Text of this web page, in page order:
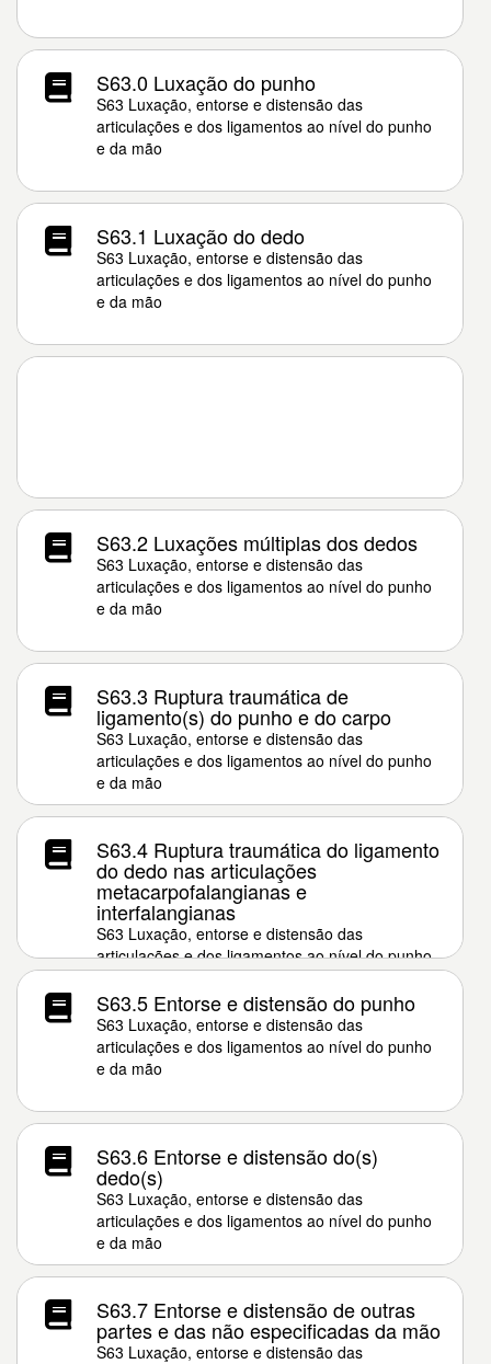
S63.0 Luxação do punho
S63 Luxação, entorse e distensão das
articulações e dos ligamentos ao nível do punho
e da mão
S63.1 Luxação do dedo
S63 Luxação, entorse e distensão das
articulações e dos ligamentos ao nível do punho
e da mão
S63.2 Luxações múltiplas dos dedos
S63 Luxação, entorse e distensão das
articulações e dos ligamentos ao nível do punho
e da mão
S63.3 Ruptura traumática de
ligamento(s) do punho e do carpo
S63 Luxação, entorse e distensão das
articulações e dos ligamentos ao nível do punho
e da mão
S63.4 Ruptura traumática do ligamento
do dedo nas articulações
metacarpofalangianas e
interfalangianas
S63 Luxação, entorse e distensão das
articulações e dos ligamentos ao nível do punho
e da mão
S63.5 Entorse e distensão do punho
S63 Luxação, entorse e distensão das
articulações e dos ligamentos ao nível do punho
e da mão
S63.6 Entorse e distensão do(s)
dedo(s)
S63 Luxação, entorse e distensão das
articulações e dos ligamentos ao nível do punho
e da mão
S63.7 Entorse e distensão de outras
partes e das não especificadas da mão
S63 Luxação, entorse e distensão das